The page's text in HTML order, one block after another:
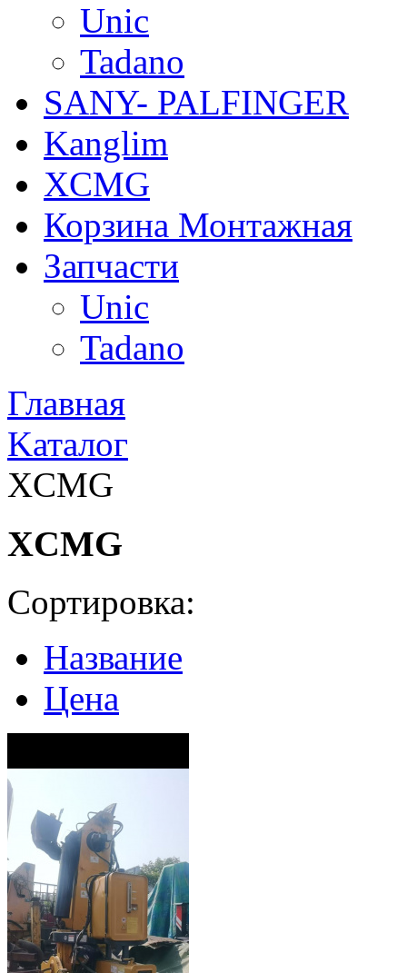
Unic
Tadano
SANY- PALFINGER
Kanglim
XCMG
Корзина Монтажная
Запчасти
Unic
Tadano
Главная
Kаталог
XCMG
XCMG
Сортировка:
Название
Цена